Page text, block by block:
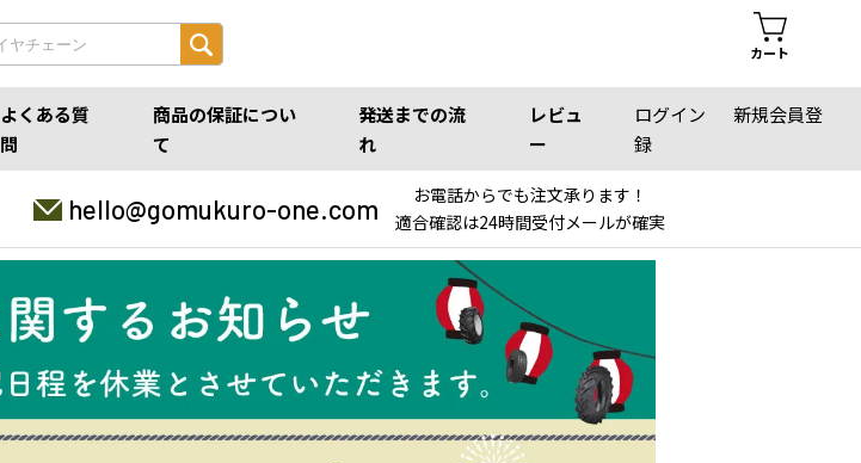
カート
よくある質
問
商品の保証につい
て
発送までの流
れ
レビュ
ー
ログイン
新規会員登
録
hello@gomukuro-one.com
お電話からでも注文承ります！
適合確認は24時間受付メールが確実